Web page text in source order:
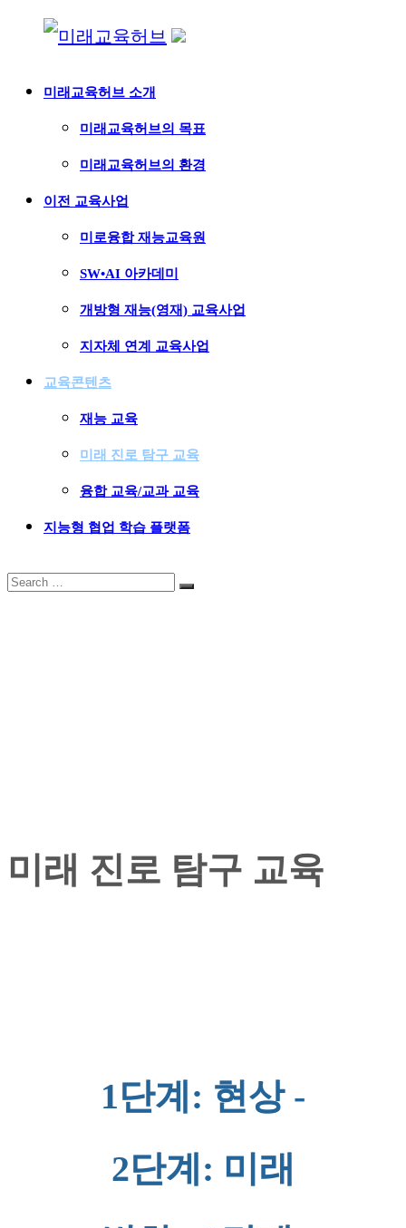
미래교육허브 소개
미래교육허브의 목표
미래교육허브의 환경
이전 교육사업
미로융합 재능교육원
SW•AI 아카데미
개방형 재능(영재) 교육사업
지자체 연계 교육사업
교육콘텐츠
재능 교육
미래 진로 탐구 교육
융합 교육/교과 교육
지능형 협업 학습 플랫폼
Search
Search
미래 진로 탐구 교육
1단계: 현상 -
2단계: 미래